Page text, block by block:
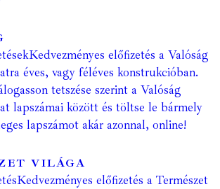
Kedvezményes előfizetés a Valóság
éves, vagy féléves konstrukcióban.
tetszése szerint a Valóság
lapszámai között és töltse le bármely
lapszámot akár azonnal, online!
VILÁGA
Kedvezményes előfizetés a Természet